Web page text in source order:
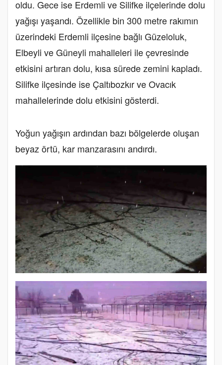
oldu. Gece ise Erdemli ve Silifke ilçelerinde dolu
yağışı yaşandı. Özellikle bin 300 metre rakımın
üzerindeki Erdemli ilçesine bağlı Güzeloluk,
Elbeyli ve Güneyli mahalleleri ile çevresinde
etkisini artıran dolu, kısa sürede zemini kapladı.
Silifke ilçesinde ise Çaltıbozkır ve Ovacık
mahallelerinde dolu etkisini gösterdi.
Yoğun yağışın ardından bazı bölgelerde oluşan
beyaz örtü, kar manzarasını andırdı.